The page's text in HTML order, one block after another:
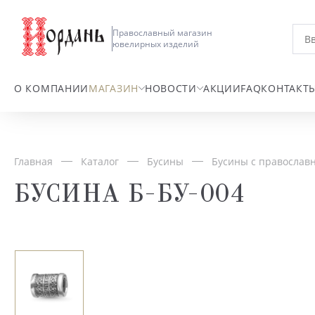
Православный магазин
ювелирных изделий
О КОМПАНИИМАГАЗИН НОВОСТИ АКЦИИFAQ
Главная Каталог Бусины Бусины с
БУСИНА Б-БУ-004